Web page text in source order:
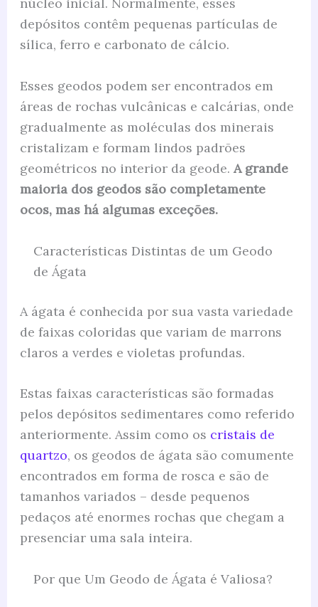
depósitos contêm pequenas partículas de
sílica, ferro e carbonato de cálcio.
Esses geodos podem ser encontrados em
áreas de rochas vulcânicas e calcárias, onde
gradualmente as moléculas dos minerais
cristalizam e formam lindos padrões
geométricos no interior da geode. A grande
maioria dos geodos são completamente
ocos, mas há algumas exceções.
Características Distintas de um Geodo
de Ágata
A ágata é conhecida por sua vasta variedade
de faixas coloridas que variam de marrons
claros a verdes e violetas profundas.
Estas faixas características são formadas
pelos depósitos sedimentares como referido
anteriormente. Assim como os cristais de
quartzo, os geodos de ágata são comumente
encontrados em forma de rosca e são de
tamanhos variados – desde pequenos
pedaços até enormes rochas que chegam a
presenciar uma sala inteira.
Por que Um Geodo de Ágata é Valiosa?